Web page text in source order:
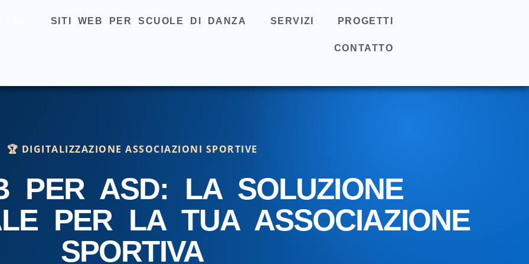
SITI WEB PER SCUOLE DI DANZA SERVIZI PROGETTI
CONTATTO
🏆 DIGITALIZZAZIONE ASSOCIAZIONI SPORTIVE
PER ASD: LA SOLUZIONE
PER LA TUA ASSOCIAZIONE
SPORTIVA